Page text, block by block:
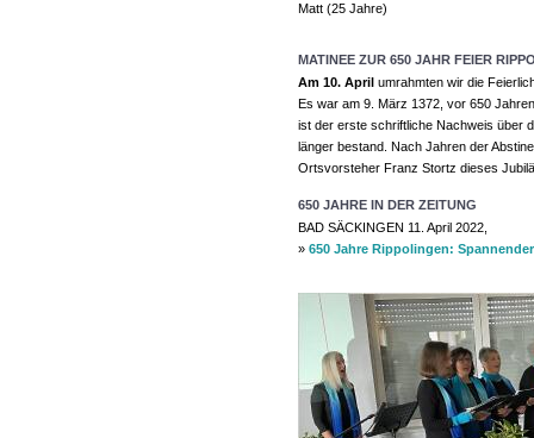
Matt (25 Jahre)
MATINEE ZUR 650 JAHR FEIER
Am 10. April umrahmten wir die
Es war am 9. März 1372, vor 650
ist der erste schriftliche Nachweis über
länger bestand. Nach Jahren der
Ortsvorsteher Franz Stortz dieses
650 JAHRE IN DER ZEITUNG
BAD SÄCKINGEN 11. April 2022,
» 650 Jahre Rippolingen: